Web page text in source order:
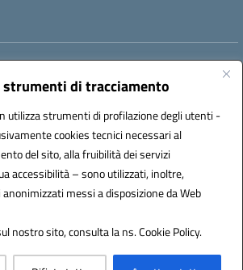
di tracciamento
utilizza strumenti di profilazione degli utenti -
cookies tecnici necessari al
del sito, alla fruibilità dei servizi
accessibilità – sono utilizzati, inoltre,
messi a disposizione da Web
nostro sito, consulta la ns. Cookie Policy.
12 60 Email:rcic841003@istruzione.it
rcic841003
Amministrazioni (IPA): istsc_rcic841003
& Powered by 3D Solution S.r.l.
& Design by Designers Italia